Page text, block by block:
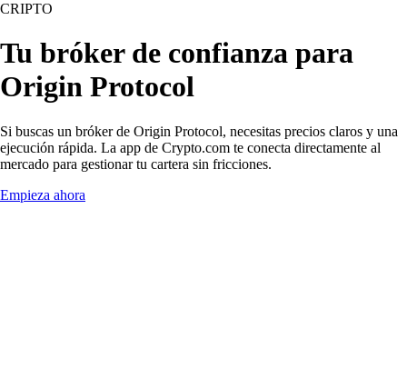
CRIPTO
Tu bróker de confianza para
Origin Protocol
Si buscas un bróker de Origin Protocol, necesitas precios claros y una
ejecución rápida. La app de Crypto.com te conecta directamente al
mercado para gestionar tu cartera sin fricciones.
Empieza ahora